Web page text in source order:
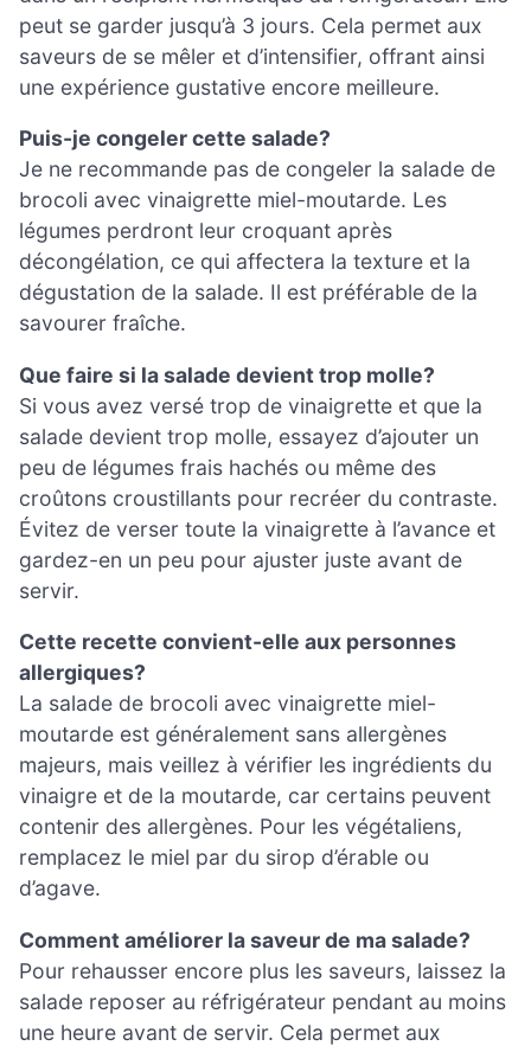
peut se garder jusqu’à 3 jours. Cela permet aux
saveurs de se mêler et d’intensifier, offrant ainsi
une expérience gustative encore meilleure.
Puis-je congeler cette salade?
Je ne recommande pas de congeler la salade de
brocoli avec vinaigrette miel-moutarde. Les
légumes perdront leur croquant après
décongélation, ce qui affectera la texture et la
dégustation de la salade. Il est préférable de la
savourer fraîche.
Que faire si la salade devient trop molle?
Si vous avez versé trop de vinaigrette et que la
salade devient trop molle, essayez d’ajouter un
peu de légumes frais hachés ou même des
croûtons croustillants pour recréer du contraste.
Évitez de verser toute la vinaigrette à l’avance et
gardez-en un peu pour ajuster juste avant de
servir.
Cette recette convient-elle aux personnes
allergiques?
La salade de brocoli avec vinaigrette miel-
moutarde est généralement sans allergènes
majeurs, mais veillez à vérifier les ingrédients du
vinaigre et de la moutarde, car certains peuvent
contenir des allergènes. Pour les végétaliens,
remplacez le miel par du sirop d’érable ou
d’agave.
Comment améliorer la saveur de ma salade?
Pour rehausser encore plus les saveurs, laissez la
salade reposer au réfrigérateur pendant au moins
une heure avant de servir. Cela permet aux